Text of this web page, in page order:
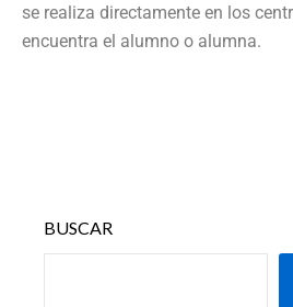
se realiza directamente en los
encuentra el alumno o alumna.
BUSCAR